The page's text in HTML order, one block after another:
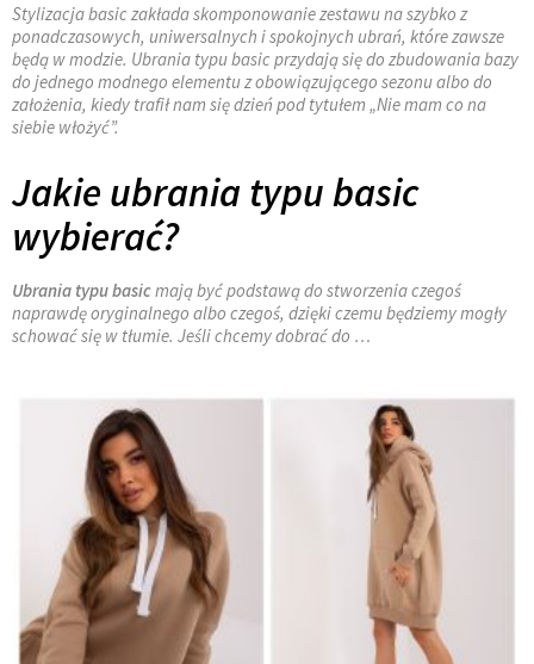
Stylizacja basic zakłada skomponowanie zestawu na szybko z
ponadczasowych, uniwersalnych i spokojnych ubrań, które zawsze
będą w modzie. Ubrania typu basic przydają się do zbudowania bazy
do jednego modnego elementu z obowiązującego sezonu albo do
założenia, kiedy trafił nam się dzień pod tytułem „Nie mam co na
siebie włożyć”.
Jakie ubrania typu basic
wybierać?
Ubrania typu basicmają być podstawą do stworzenia czegoś
naprawdę oryginalnego albo czegoś, dzięki czemu będziemy mogły
schować się w tłumie. Jeśli chcemy dobrać do …